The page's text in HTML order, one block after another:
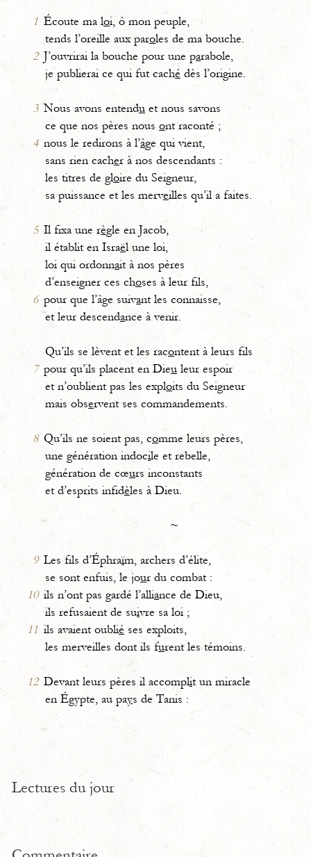
1 Écoute ma loi, ô mon peuple,
tends l’oreille aux paroles de ma bouche.
2 J’ouvrirai la bouche pour une parabole,
je publierai ce qui fut caché dès l’origine.
3 Nous avons entendu et nous savons
ce que nos pères nous ont raconté ;
4 nous le redirons à l’âge qui vient,
sans rien cacher à nos descendants :
les titres de gloire du Seigneur,
sa puissance et les merveilles qu’il a faites.
5 Il fixa une règle en Jacob,
il établit en Israël une loi,
loi qui ordonnait à nos pères
d’enseigner ces choses à leur fils,
6 pour que l’âge suivant les connaisse,
et leur descendance à venir.
Qu’ils se lèvent et les racontent à leurs fils
7 pour qu’ils placent en Dieu leur espoir
et n’oublient pas les exploits du Seigneur
mais observent ses commandements.
8 Qu’ils ne soient pas, comme leurs pères,
une génération indocile et rebelle,
génération de cœurs inconstants
et d’esprits infidèles à Dieu.
~
9 Les fils d’Éphraïm, archers d’élite,
se sont enfuis, le jour du combat :
10 ils n’ont pas gardé l’alliance de Dieu,
ils refusaient de suivre sa loi ;
11 ils avaient oublié ses exploits,
les merveilles dont ils furent les témoins.
12 Devant leurs pères il accomplit un miracle
en Égypte, au pays de Tanis :
Lectures du jour